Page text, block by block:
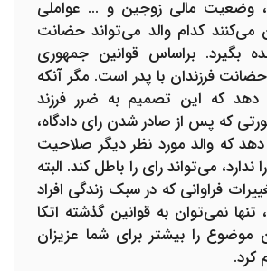
وضعیت مالی زوجین و ... عواملی
کدام والد می‌تواند حضانت
بگیرد. براساس قوانین جمهوری
فرزندان با پدر است. مگر آنکه
که این تصمیم به ضرر فرزند
که پس از صادر شدن رای دادگاه،
که والد مورد نظر دیگر صلاحیت
ندارد، می‌تواند رای را باطل کند. البته
فراوانی که در سبک زندگی افراد
نمی‌توان به قوانین گذشته اتکا
موضوع را بیشتر برای شما عزیزان
کرد.